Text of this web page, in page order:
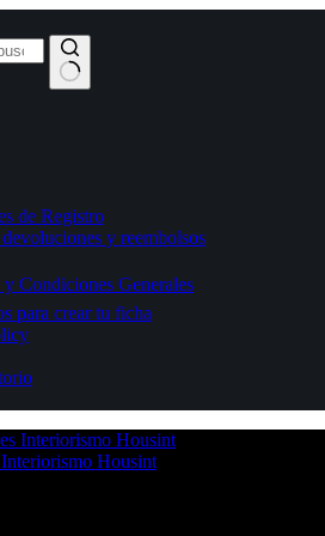
de Registro
y reembolsos
Condiciones Generales
para crear tu ficha
Housint